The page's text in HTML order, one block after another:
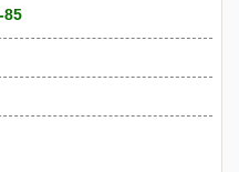
85